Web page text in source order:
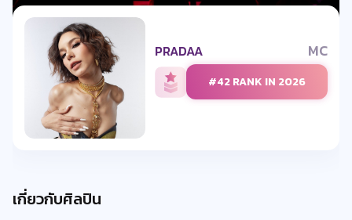
PRADAA MC
#42 RANK IN 2026
เกี่ยวกับศิลปิน